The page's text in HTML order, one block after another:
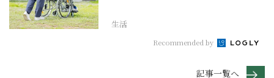
生活
Recommended by
記事一覧へ